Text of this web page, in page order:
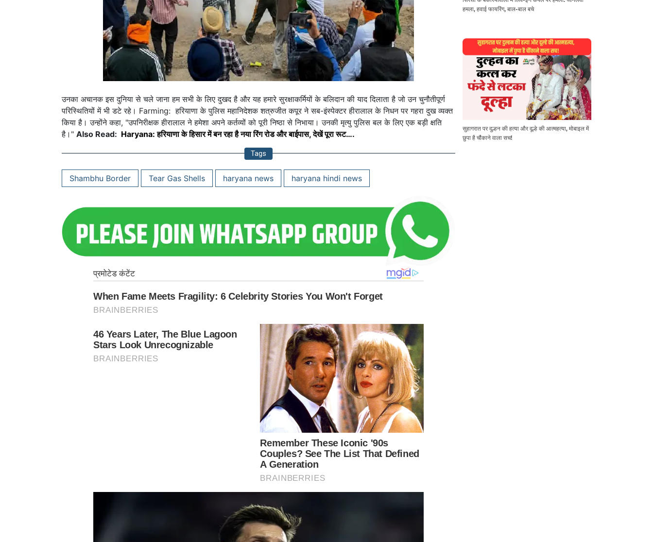
उनका अचानक इस दुनिया से चले जाना हम सभी के लिए दुखद है और यह हमारे सुरक्षाकर्मियों के बलिदान की याद दिलाता है जो उन चुनौतीपूर्ण
परिस्थितियों में भी डटे रहे। Farming: हरियाणा के पुलिस महानिदेशक शत्रुजीत कपूर ने सब-इंस्पेक्टर हीरालाल के निधन पर गहरा दुख व्यक्त
किया है। उन्होंने कहा, "उपनिरीक्षक हीरालाल ने हमेशा अपने कर्तव्यों को पूरी निष्ठा से निभाया। उनकी मृत्यु पुलिस बल के लिए एक बड़ी क्षति
है।" Also Read: Haryana: हरियाणा के हिसार में बन रहा है नया रिंग रोड और बाईपास, देखें पूरा रूट….
Tags
Shambhu Border Tear Gas Shells haryana news haryana hindi news
हमला, हवाई फायरिंग, बाल-बाल बचे
सुहागरात पर दुल्हन की हत्या और दूल्हे की आत्महत्या, मोबाइल में
छुपा है चौंकाने वाला सच!